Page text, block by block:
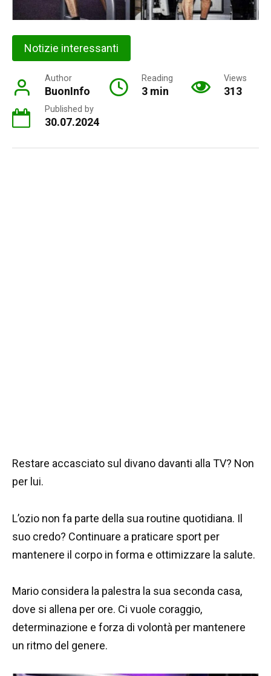
Notizie interessanti
Author
BuonInfo
Reading
3 min
Views
313
Published by
30.07.2024
Restare accasciato sul divano davanti alla TV? Non
per lui.
L’ozio non fa parte della sua routine quotidiana. Il
suo credo? Continuare a praticare sport per
mantenere il corpo in forma e ottimizzare la salute.
Mario considera la palestra la sua seconda casa,
dove si allena per ore. Ci vuole coraggio,
determinazione e forza di volontà per mantenere
un ritmo del genere.